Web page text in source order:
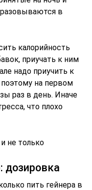
в
калорийность
приучать к ним
надо приучить к
на первом
раз в день. Иначе
что плохо
не только
дозировка
пить гейнера в